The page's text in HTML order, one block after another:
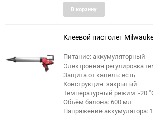
В корзину
Клеевой пистолет
Питание: аккумуляторный
Электронная регулировка
Защита от капель: есть
Конструкция: закрытый
Температурный режим: -20
Объём балона: 600 мл
Напряжение аккумулятора: